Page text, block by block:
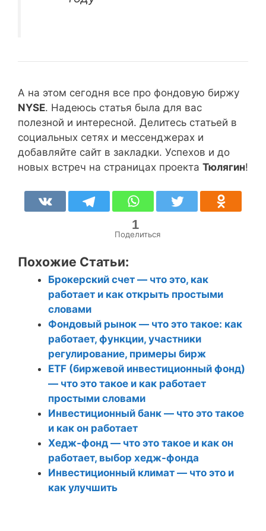
А на этом сегодня все про фондовую биржу
NYSE. Надеюсь статья была для вас
полезной и интересной. Делитесь статьей в
социальных сетях и мессенджерах и
добавляйте сайт в закладки. Успехов и до
новых встреч на страницах проекта Тюлягин!
1
Поделиться
Похожие Статьи:
Брокерский счет — что это, как
работает и как открыть простыми
словами
Фондовый рынок — что это такое: как
работает, функции, участники
регулирование, примеры бирж
ETF (биржевой инвестиционный фонд)
— что это такое и как работает
простыми словами
Инвестиционный банк — что это такое
и как он работает
Хедж-фонд — что это такое и как он
работает, выбор хедж-фонда
Инвестиционный климат — что это и
как улучшить